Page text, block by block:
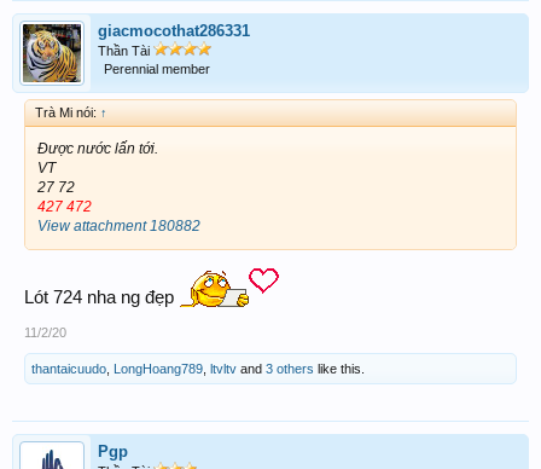
giacmocothat286331
Thần Tài
Perennial member
Trà Mi nói: ↑
Được nước lấn tới.
VT
27 72
427 472
View attachment 180882
Lót 724 nha ng đẹp
11/2/20
thantaicuudo LongHoang789 ltvltv and 3 others like this.
Pgp